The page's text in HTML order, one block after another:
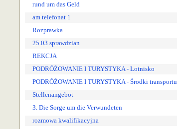
rund um das Geld
am telefonat 1
Rozprawka
25.03 sprawdzian
REKCJA
PODRÓŻOWANIE I TURYSTYKA - Lotnisko
PODRÓŻOWANIE I TURYSTYKA - Środki transportu
Stellenangebot
3. Die Sorge um die Verwundeten
rozmowa kwalifikacyjna